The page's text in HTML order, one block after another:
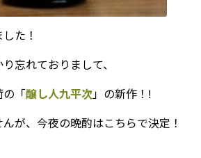
た！
忘れておりまして、
の「醸し人九平次」の新作！!
が、今夜の晩酌はこちらで決定！